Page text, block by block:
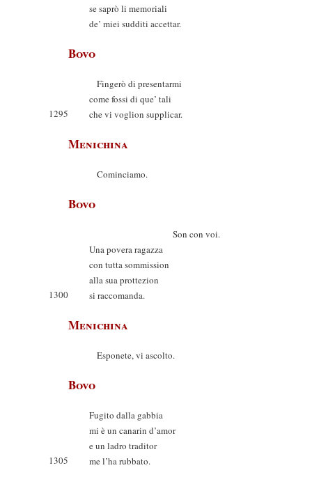
se saprò li memoriali
de’ miei sudditi accettar.
Bovo
Fingerò di presentarmi
come fossi di que’ tali
1295
che vi voglion supplicar.
Menichina
Cominciamo.
Bovo
Son con voi.
Una povera ragazza
con tutta sommission
alla sua prottezion
1300
si raccomanda.
Menichina
Esponete, vi ascolto.
Bovo
Fugito dalla gabbia
mi è un canarin d’amor
e un ladro traditor
1305
me l’ha rubbato.